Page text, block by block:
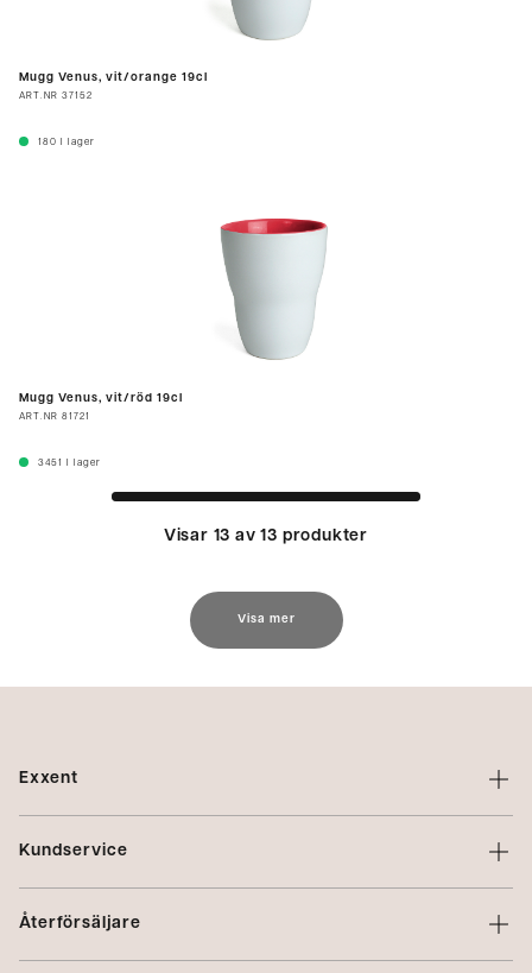
Mugg Venus, vit/orange 19cl
ART.NR 37152
180 I lager
Mugg Venus, vit/röd 19cl
ART.NR 81721
3451 I lager
Visar 13 av 13 produkter
Visa mer
Exxent
Om Exxent
Profilering
Integritetspolicy
Kundservice
Kontakta oss
Återförsäljare